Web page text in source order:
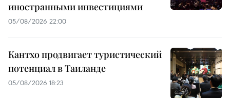
иностранными инвестициями
05/08/2026 22:00
Кантхо продвигает туристический
потенциал в Таиланде
05/08/2026 18:23